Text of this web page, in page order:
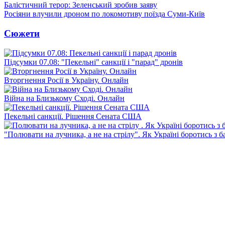
Балістичний терор: Зеленський зробив заяву
Росіяни влучили дроном по локомотиву поїзда Суми-Київ
Сюжети
Підсумки 07.08: "Пекельні" санкції і "парад" дронів
Вторгнення Росії в Україну. Онлайн
Війна на Близькому Сході. Онлайн
Пекельні санкції. Рішення Сената США
"Полювати на лучника, а не на стрілу". Як Україні боротись з